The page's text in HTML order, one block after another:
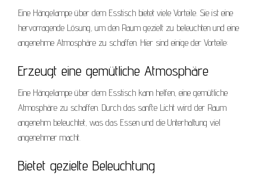
Eine Hängelampe über dem Esstisch bietet viele Vorteile. Sie ist eine
hervorragende Lösung, um den Raum gezielt zu beleuchten und eine
angenehme Atmosphäre zu schaffen. Hier sind einige der Vorteile:
Erzeugt eine gemütliche Atmosphäre
Eine Hängelampe über dem Esstisch kann helfen, eine gemütliche
Atmosphäre zu schaffen. Durch das sanfte Licht wird der Raum
angenehm beleuchtet, was das Essen und die Unterhaltung viel
angenehmer macht.
Bietet gezielte Beleuchtung